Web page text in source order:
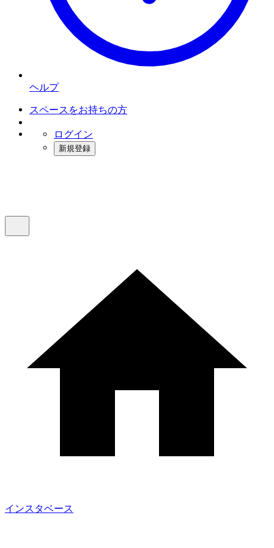
ヘルプ
スペースをお持ちの方
ログイン
新規登録
インスタベース